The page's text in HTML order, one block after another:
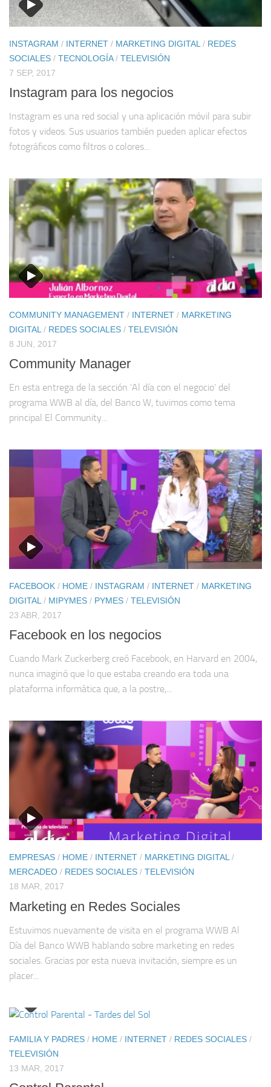
INSTAGRAM / INTERNET / MARKETING DIGITAL / REDES
SOCIALES / TECNOLOGÍA/ TELEVISIÓN
7 SEP, 2017
Instagram para los negocios
Instagram es una red social y una aplicación móvil para subir
fotos y videos. Sus usuarios también pueden aplicar efectos
fotográficos como filtros o colores...
COMMUNITY MANAGEMENT / INTERNET / MARKETING
DIGITAL / REDES SOCIALES / TELEVISIÓN
8 JUN, 2017
Community Manager
En esta entrega de la sección ‘Al día con el negocio’ del
programa WWB al día, del Banco W, tuvimos como tema
principal El Community...
FACEBOOK / HOME / INSTAGRAM / INTERNET / MARKETING
DIGITAL/ MIPYMES / PYMES / TELEVISIÓN
23 ABR, 2017
Facebook en los negocios
Cuando Mark Zuckerberg creó Facebook, en Harvard en 2004,
nunca imaginó que lo que estaba creando era toda una
plataforma informática que, a la postre,...
EMPRESAS / HOME / INTERNET / MARKETING DIGITAL/
MERCADEO / REDES SOCIALES / TELEVISIÓN
18 MAR, 2017
Marketing en Redes Sociales
Estuvimos nuevamente de visita en el programa WWB Al
Día del Banco WWB hablando sobre marketing en redes
sociales. Gracias por esta nueva invitación, siempre es un
placer...
FAMILIA Y PADRES / HOME / INTERNET / REDES SOCIALES /
TELEVISIÓN
13 MAR, 2017